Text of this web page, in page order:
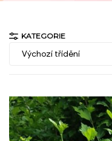
KATEGORIE